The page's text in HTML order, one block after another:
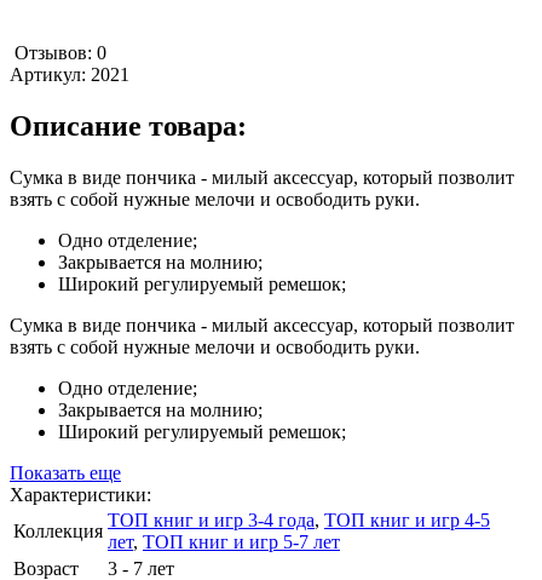
Отзывов: 0
Артикул: 2021
Описание товара:
Сумка в виде пончика - милый аксессуар, который позволит
взять с собой нужные мелочи и освободить руки.
Одно отделение;
Закрывается на молнию;
Широкий регулируемый ремешок;
Сумка в виде пончика - милый аксессуар, который позволит
взять с собой нужные мелочи и освободить руки.
Одно отделение;
Закрывается на молнию;
Широкий регулируемый ремешок;
Показать еще
Характеристики:
Коллекция
ТОП книг и игр 3-4 года, ТОП книг и игр 4-5
лет, ТОП книг и игр 5-7 лет
Возраст
3 - 7 лет